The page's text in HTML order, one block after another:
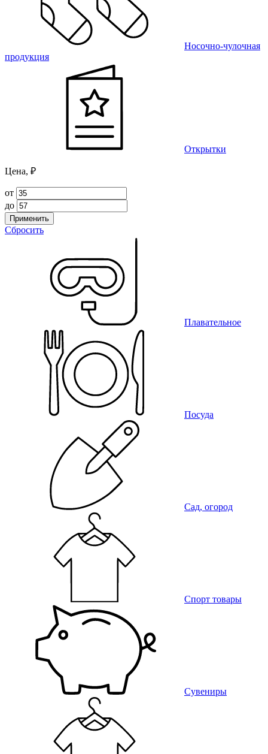
Носочно-чулочная
продукция
Открытки
Цена, ₽
от
до
Применить
Сбросить
Плавательное
Посуда
Сад, огород
Спорт товары
Сувениры